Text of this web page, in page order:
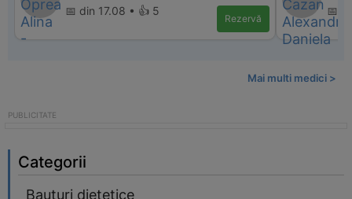
📅 din 17.08 • 👍 5
Rezervă
📅
Mai multi medici >
Categorii
Bauturi dietetice